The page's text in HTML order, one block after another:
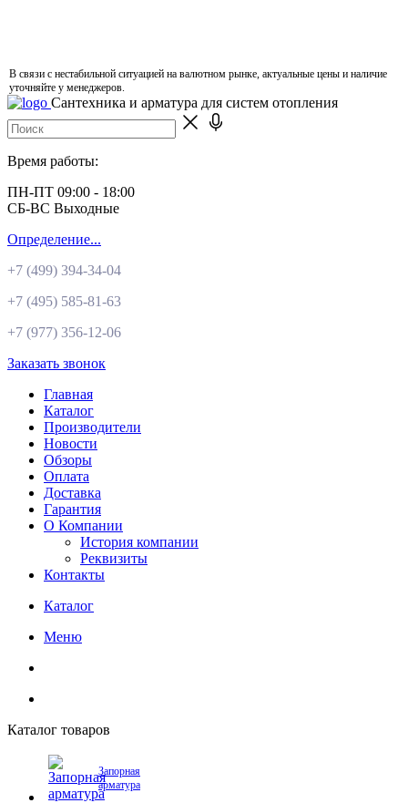
В связи с нестабильной ситуацией на валютном рынке, актуальные цены и наличие
уточняйте у менеджеров.
Сантехника и арматура для систем отопления
Время работы:
ПН-ПТ 09:00 - 18:00
СБ-ВС Выходные
Определение...
+7 (499) 394-34-04
+7 (495) 585-81-63
+7 (977) 356-12-06
Заказать звонок
Главная
Каталог
Производители
Новости
Обзоры
Оплата
Доставка
Гарантия
О Компании
История компании
Реквизиты
Контакты
Каталог
Меню
Каталог товаров
Запорная
арматура